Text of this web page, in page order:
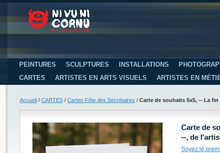
PEINTURES SCULPTURES INSTALLATIONS
CARTES
ARTISTES EN ARTS VISUELS ARTISTES EN
Accueil / CARTES / Cartes Fête des Secrétaires / Carte de souhaits 5x5, -- La
Carte de
--, de
Soyez le